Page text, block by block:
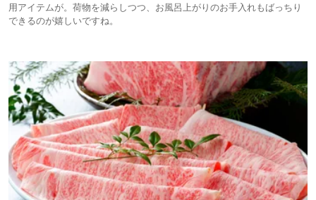
用アイテムが。荷物を減らしつつ、お風呂上がりのお手入れもばっちり
できるのが嬉しいですね。